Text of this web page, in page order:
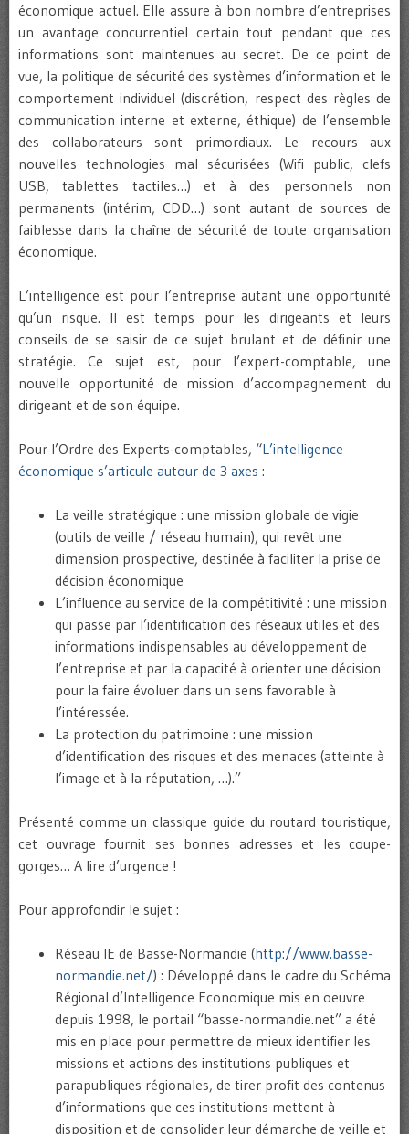
économique actuel. Elle assure à bon nombre d’entreprises
un avantage concurrentiel certain tout pendant que ces
informations sont maintenues au secret. De ce point de
vue, la politique de sécurité des systèmes d’information et le
comportement individuel (discrétion, respect des règles de
communication interne et externe, éthique) de l’ensemble
des collaborateurs sont primordiaux. Le recours aux
nouvelles technologies mal sécurisées (Wifi public, clefs
USB, tablettes tactiles…) et à des personnels non
permanents (intérim, CDD…) sont autant de sources de
faiblesse dans la chaîne de sécurité de toute organisation
économique.
L’intelligence est pour l’entreprise autant une opportunité
qu’un risque. Il est temps pour les dirigeants et leurs
conseils de se saisir de ce sujet brulant et de définir une
stratégie. Ce sujet est, pour l’expert-comptable, une
nouvelle opportunité de mission d’accompagnement du
dirigeant et de son équipe.
Pour l’Ordre des Experts-comptables, “L’intelligence
économique s’articule autour de 3 axes :
La veille stratégique : une mission globale de vigie
(outils de veille / réseau humain), qui revêt une
dimension prospective, destinée à faciliter la prise de
décision économique
L’influence au service de la compétitivité : une mission
qui passe par l’identification des réseaux utiles et des
informations indispensables au développement de
l’entreprise et par la capacité à orienter une décision
pour la faire évoluer dans un sens favorable à
l’intéressée.
La protection du patrimoine : une mission
d’identification des risques et des menaces (atteinte à
l’image et à la réputation, …).”
Présenté comme un classique guide du routard touristique,
cet ouvrage fournit ses bonnes adresses et les coupe-
gorges… A lire d’urgence !
Pour approfondir le sujet :
Réseau IE de Basse-Normandie (http://www.basse-
normandie.net/) : Développé dans le cadre du Schéma
Régional d’Intelligence Economique mis en oeuvre
depuis 1998, le portail “basse-normandie.net” a été
mis en place pour permettre de mieux identifier les
missions et actions des institutions publiques et
parapubliques régionales, de tirer profit des contenus
d’informations que ces institutions mettent à
disposition et de consolider leur démarche de veille et